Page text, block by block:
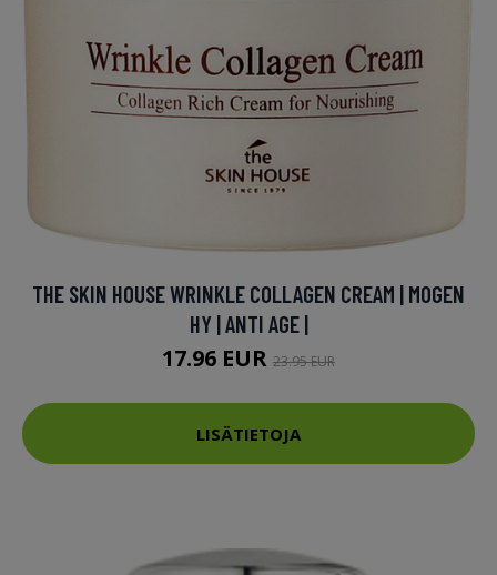
THE SKIN HOUSE WRINKLE COLLAGEN CREAM | MOGEN
HY | ANTI AGE |
17.96 EUR 23.95 EUR
LISÄTIETOJA